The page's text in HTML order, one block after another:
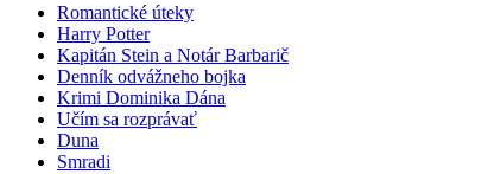
Romantické úteky
Harry Potter
Kapitán Stein a Notár Barbarič
Denník odvážneho bojka
Krimi Dominika Dána
Učím sa rozprávať
Duna
Smradi